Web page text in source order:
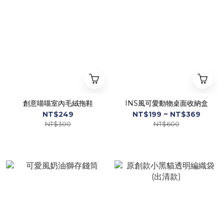
創意喵喵室內毛絨拖鞋
NT$249
NT$300
INS風可愛動物桌面收納盒
NT$199 ~ NT$369
NT$600